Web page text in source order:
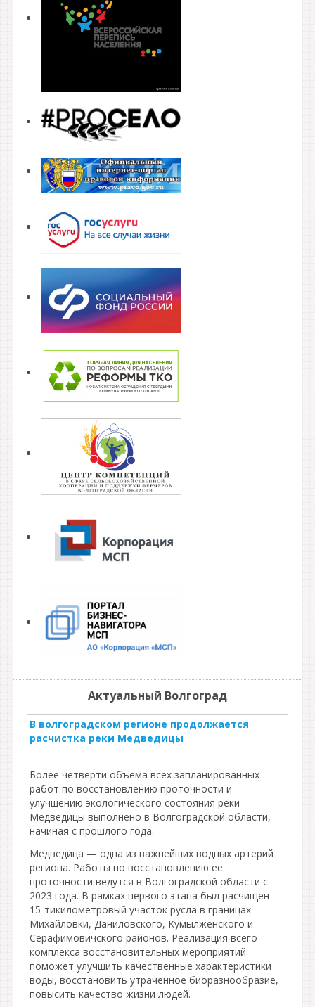
Актуальный Волгоград
В волгоградском регионе продолжается
расчистка реки Медведицы
Более четверти объема всех запланированных
работ по восстановлению проточности и
улучшению экологического состояния реки
Медведицы выполнено в Волгоградской области,
начиная с прошлого года.
Медведица — одна из важнейших водных артерий
региона. Работы по восстановлению ее
проточности ведутся в Волгоградской области с
2023 года. В рамках первого этапа был расчищен
15-тикилометровый участок русла в границах
Михайловки, Даниловского, Кумылженского и
Серафимовичского районов. Реализация всего
комплекса восстановительных мероприятий
поможет улучшить качественные характеристики
воды, восстановить утраченное биоразнообразие,
повысить качество жизни людей.